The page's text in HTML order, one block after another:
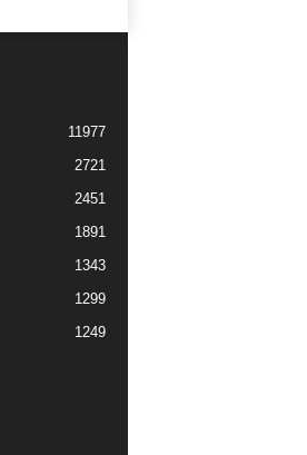
11977
2721
2451
1891
1343
1299
1249